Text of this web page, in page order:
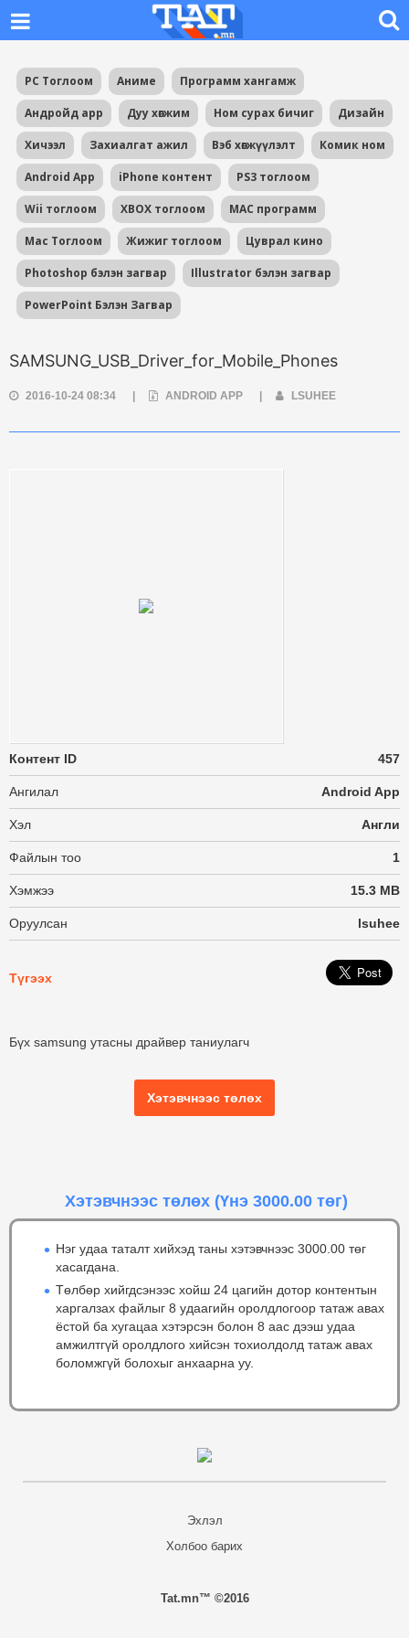
PC Тоглоом Аниме Программ хангамж
Андройд app Дуу хөгжим Ном сурах бичиг Дизайн
Хичээл Захиалгат ажил Вэб хөгжүүлэлт Комик ном
Android App iPhone контент PS3 тоглоом
Wii тоглоом XBOX тоглоом MAC программ
Mac Тоглоом Жижиг тоглоом Цуврал кино
Photoshop бэлэн загвар Illustrator бэлэн загвар
PowerPoint Бэлэн Загвар
SAMSUNG_USB_Driver_for_Mobile_Phones
2016-10-24 08:34 ANDROID APP LSUHEE
Контент ID 457
Ангилал Android App
Хэл Англи
Файлын тоо 1
Хэмжээ 15.3 MB
Оруулсан lsuhee
Түгээх
Бүх samsung утасны драйвер таниулагч
Хэтэвчнээс төлөх
Хэтэвчнээс төлөх (Үнэ 3000.00 төг)
Нэг удаа таталт хийхэд таны хэтэвчнээс 3000.00 төг
хасагдана.
Төлбөр хийгдсэнээс хойш 24 цагийн дотор контентын
харгалзах файлыг 8 удаагийн оролдлогоор татаж авах
ёстой ба хугацаа хэтэрсэн болон 8 аас дээш удаа
амжилтгүй оролдлого хийсэн тохиолдолд татаж авах
боломжгүй болохыг анхаарна уу.
Эхлэл
Холбоо барих
Tat.mn™ ©2016